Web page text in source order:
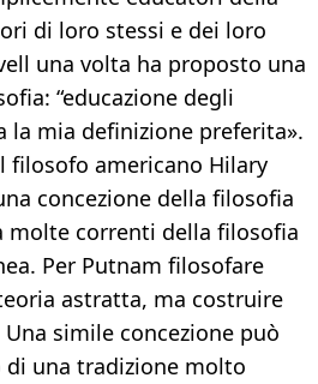
di loro stessi e dei loro
una volta ha proposto una
“educazione degli
la mia definizione preferita».
filosofo americano Hilary
concezione della filosofia
molte correnti della filosofia
Per Putnam filosofare
astratta, ma costruire
simile concezione può
di una tradizione molto